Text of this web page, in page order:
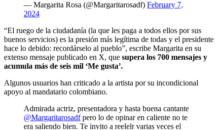
— Margarita Rosa (@Margaritarosadf) February 7,
2024
“El ruego de la ciudadanía (la que les paga a todos ellos por sus
buenos servicios) es la presión más legítima de todas y el presidente
hace lo debido: recordárselo al pueblo”, escribe Margarita en su
extenso mensaje publicado en X, que supera los 700 mensajes y
acumula más de seis mil ‘Me gusta’.
Algunos usuarios han criticado a la artista por su incondicional
apoyo al mandatario colombiano.
Admirada actriz, presentadora y hasta buena cantante
@Margaritarosadfpero lo de opinar en caliente no te
era saliendo bien. Te invito a reelelr varias veces el